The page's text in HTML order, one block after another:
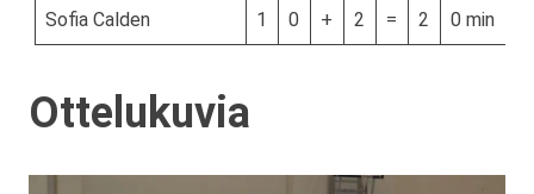
Sofia Calden 1 0 + 2 = 2 0 min
Ottelukuvia